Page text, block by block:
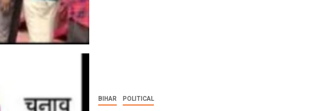
BIHAR POLITICAL